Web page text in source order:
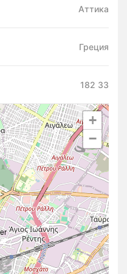
Аттика
Греция
182 33
+
−